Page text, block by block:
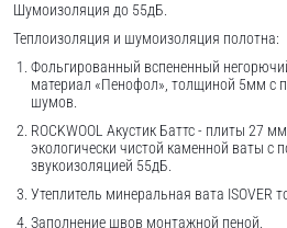
Шумоизоляция до 55дБ.
Теплоизоляция и шумоизоляция полотна:
Фольгированный вспененный
материал «Пенофол», толщиной 5мм с
шумов.
ROCKWOOL Акустик Баттс - плиты 27
экологически чистой каменной ваты с
звукоизоляцией 55дБ.
Утеплитель минеральная вата ISOVER
Заполнение швов монтажной пеной.